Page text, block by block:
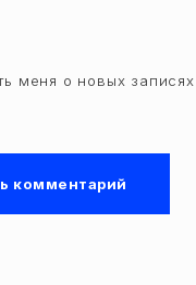
меня о новых записях